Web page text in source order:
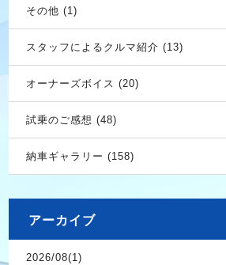
その他 (1)
スタッフによるクルマ紹介 (13)
オーナーズボイス (20)
試乗のご感想 (48)
納車ギャラリー (158)
アーカイブ
2026/08(1)